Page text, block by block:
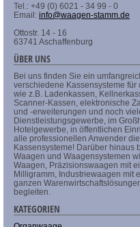
Tel.: +49 (0) 6021 - 34 99 - 0
Email: info@waagen-stamm.de
Ottostr. 14 - 16
63741 Aschaffenburg
ÜBER UNS
Bei uns finden Sie ein
verschiedene Kassensysteme
wie z.B. Ladenkassen,
Scanner-Kassen, elektronische
und -erweiterungen und noch
Dienstleistungsgewerbe, im
Hotelgewerbe, in öffentlichen
alle professionellen Anwender
Kassensysteme! Darüber hinaus
Waagen und Waagensystemen
Waagen, Präzisionswaagen mit
Milligramm, Industriewaagen mit
ganzen
begleiten.
KATEGORIEN